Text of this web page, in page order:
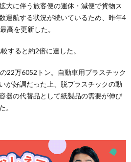
大に伴う旅客便の運休・減便で貨物ス
運航する状況が続いているため、昨年4
高を更新した。
すると約2倍に達した。
22万6052トン。自動車用プラスチック
が好調だった上、脱プラスチックの動
器の代替品として紙製品の需要が伸び
。